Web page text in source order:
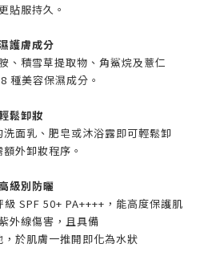
貼服持久。
護膚成分
、積雪草提取物、角鯊烷及薏仁
種美容保濕成分。
鬆卸妝
面乳、肥皂或沐浴露即可輕鬆卸
外卸妝程序。
級別防曬
SPF 50+ PA++++，能高度保護肌
外線傷害，且具備
於肌膚一推開即化為水狀